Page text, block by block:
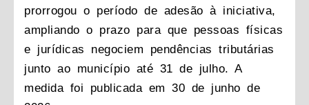
prorrogou o período de adesão à iniciativa,
ampliando o prazo para que pessoas físicas
e jurídicas negociem pendências tributárias
junto ao município até 31 de julho. A
medida foi publicada em 30 de junho de